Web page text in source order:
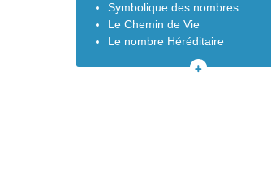
Symbolique des nombres
Le Chemin de Vie
Le nombre Héréditaire
Nombre d'expression